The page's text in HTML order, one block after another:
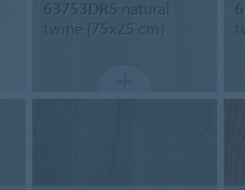
63753DR5 natural
twine (75x25 cm)